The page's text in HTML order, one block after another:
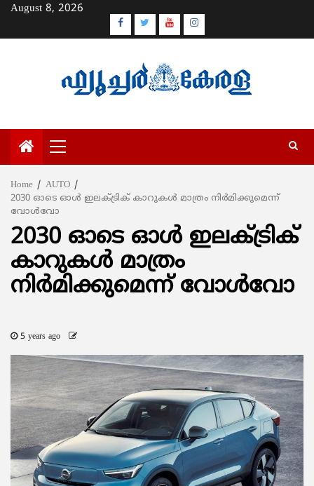
Skip
content
August 8, 2026
Facebook
TwitterYoutubeInstagram
Primary
Menu
Home
AUTO
2030 ഓടെ ഓള്‍ ഇലക്ട്രിക് കാറുകള്‍ മാത്രം നിര്‍മിക്കുമെന്ന്
വോള്‍വോ
2030 ഓടെ ഓള്‍ ഇലക്ട്രിക്
കാറുകള്‍ മാത്രം
നിര്‍മിക്കുമെന്ന് വോള്‍വോ
5 years ago